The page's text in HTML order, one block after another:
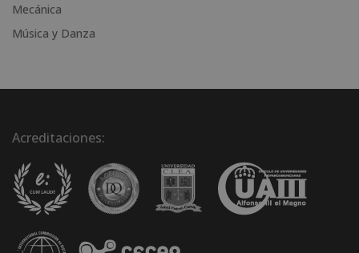
Mecánica
Música y Danza
Acreditaciones: